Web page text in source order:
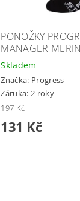
PONOŽKY
MANAGER
Skladem
Značka: Progress
Záruka: 2 roky
197 Kč
131 Kč